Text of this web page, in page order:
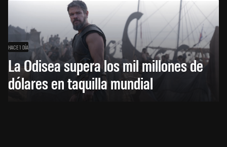
HACE 1 DÍA
La Odisea supera los mil millones de
dólares en taquilla mundial